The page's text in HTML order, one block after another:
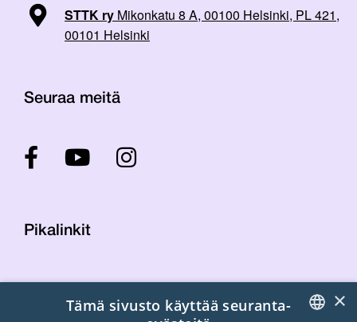
STTK ry Mikonkatu 8 A, 00100 Helsinki, PL 421,
00101 Helsinki
Seuraa meitä
Pikalinkit
Laskutustiedot
×
Tämä sivusto käyttää seuranta-